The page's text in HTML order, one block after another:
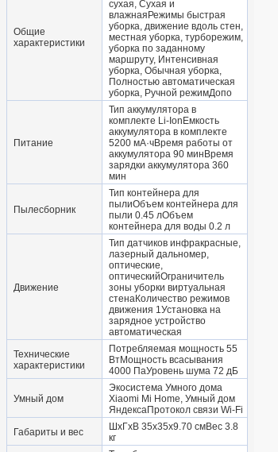
Общие
характеристики
сухая, Сухая и
влажнаяРежимы быстрая
уборка, движение вдоль стен,
местная уборка, турборежим,
уборка по заданному
маршруту, Интенсивная
уборка, Обычная уборка,
Полностью автоматическая
уборка, Ручной режимДопо
Питание
Тип аккумулятора в
комплекте Li-IonЕмкость
аккумулятора в комплекте
5200 мА·чВремя работы от
аккумулятора 90 минВремя
зарядки аккумулятора 360
мин
Пылесборник
Тип контейнера для
пылиОбъем контейнера для
пыли 0.45 лОбъем
контейнера для воды 0.2 л
Движение
Тип датчиков инфракрасные,
лазерный дальномер,
оптические,
оптическийОграничитель
зоны уборки виртуальная
стенаКоличество режимов
движения 1Установка на
зарядное устройство
автоматическая
Технические
характеристики
Потребляемая мощность 55
ВтМощность всасывания
4000 ПаУровень шума 72 дБ
Умный дом
Экосистема Умного дома
Xiaomi Mi Home, Умный дом
ЯндексаПротокол связи Wi-Fi
Габариты и вес
ШхГхВ 35x35x9.70 смВес 3.8
кг